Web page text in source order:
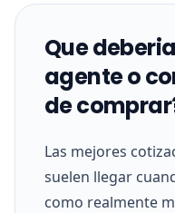
Que
agente o
de
Las mejores
suelen llegar
como realmente